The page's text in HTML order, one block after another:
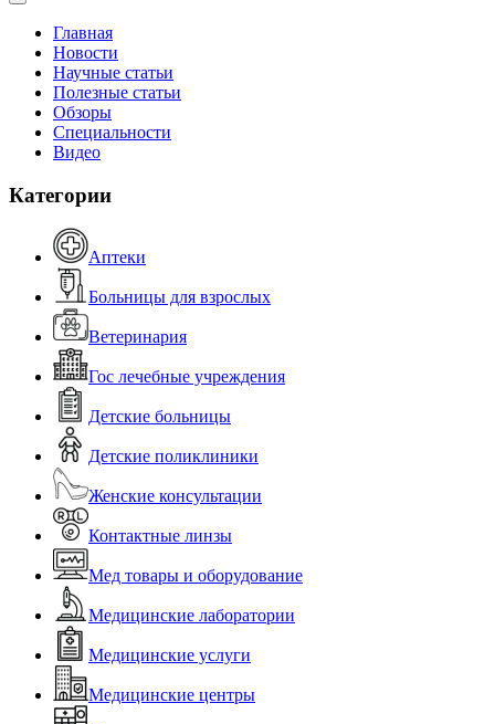
Главная
Новости
Научные статьи
Полезные статьи
Обзоры
Специальности
Видео
Категории
Аптеки
Больницы для взрослых
Ветеринария
Гос лечебные учреждения
Детские больницы
Детские поликлиники
Женские консультации
Контактные линзы
Мед товары и оборудование
Медицинские лаборатории
Медицинские услуги
Медицинские центры